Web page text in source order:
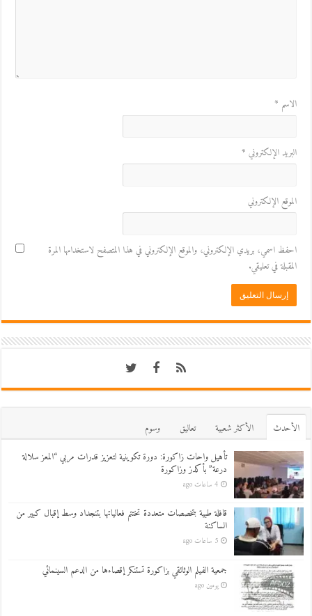
الاسم *
البريد الإلكتروني *
الموقع الإلكتروني
احفظ اسمي، بريدي الإلكتروني، والموقع الإلكتروني في هذا المتصفح لاستخدامها المرة
المقبلة في تعليقي.
اﻷحدث اﻷكثر شعبية تعاليق
وسوم
تأهيل واحات زاكورة: دورة تكوينية لتعزيز قدرات مربي “المعز سلالة
درعة” بأكدز وزاكورة
4 ساعات ago
قافلة طبية بتخصصات متعددة تختتم فعالياتها بتنجداد وسط إقبال كبير من
الساكنة
5 ساعات ago
جمعية الفيلم الوثائقي بزاكورة تستنكر إقصاءها من الدعم السينمائي
يومين ago